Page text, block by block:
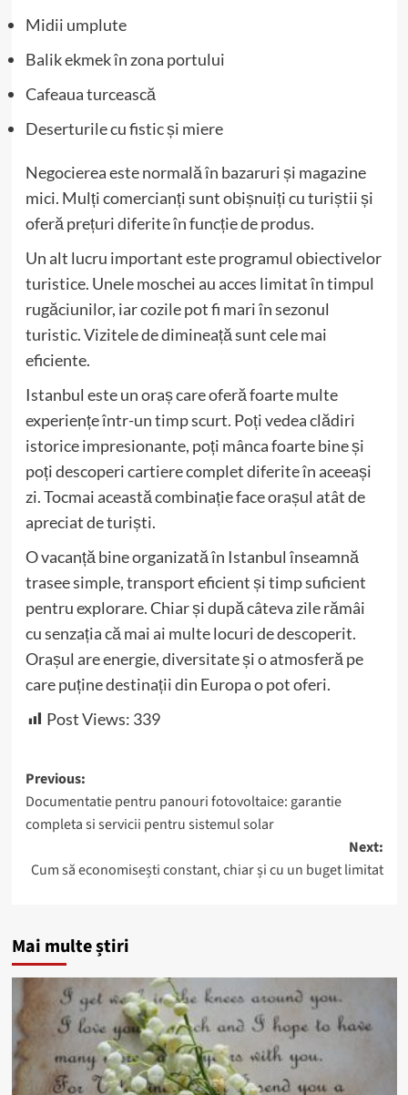
Midii umplute
Balik ekmek în zona portului
Cafeaua turcească
Deserturile cu fistic și miere
Negocierea este normală în bazaruri și magazine
mici. Mulți comercianți sunt obișnuiți cu turiștii și
oferă prețuri diferite în funcție de produs.
Un alt lucru important este programul obiectivelor
turistice. Unele moschei au acces limitat în timpul
rugăciunilor, iar cozile pot fi mari în sezonul
turistic. Vizitele de dimineață sunt cele mai
eficiente.
Istanbul este un oraș care oferă foarte multe
experiențe într-un timp scurt. Poți vedea clădiri
istorice impresionante, poți mânca foarte bine și
poți descoperi cartiere complet diferite în aceeași
zi. Tocmai această combinație face orașul atât de
apreciat de turiști.
O vacanță bine organizată în Istanbul înseamnă
trasee simple, transport eficient și timp suficient
pentru explorare. Chiar și după câteva zile rămâi
cu senzația că mai ai multe locuri de descoperit.
Orașul are energie, diversitate și o atmosferă pe
care puține destinații din Europa o pot oferi.
Post Views: 339
Post
navigation
Previous:
Documentatie pentru panouri fotovoltaice: garantie
completa si servicii pentru sistemul solar
Next:
Cum să economisești constant, chiar și cu un buget limitat
Mai multe știri